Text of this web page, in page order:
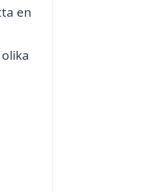
en